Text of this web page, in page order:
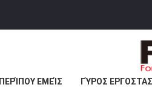
ΠΕΡΊΠΟΥ ΕΜΕΊΣ ΓΎΡΟΣ